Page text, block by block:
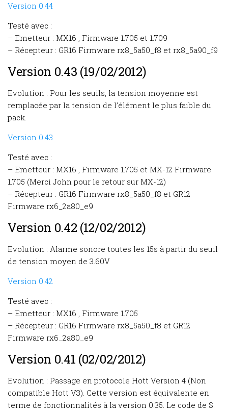
Version 0.44
Testé avec :
– Emetteur : MX16 , Firmware 1.705 et 1.709
– Récepteur : GR16 Firmware rx8_5a50_f8 et rx8_5a90_f9
Version 0.43 (19/02/2012)
Evolution : Pour les seuils, la tension moyenne est
remplacée par la tension de l’élément le plus faible du
pack.
Version 0.43
Testé avec :
– Emetteur : MX16 , Firmware 1.705 et MX-12 Firmware
1.705 (Merci John pour le retour sur MX-12)
– Récepteur : GR16 Firmware rx8_5a50_f8 et GR12
Firmware rx6_2a80_e9
Version 0.42 (12/02/2012)
Evolution : Alarme sonore toutes les 15s à partir du seuil
de tension moyen de 3.60V
Version 0.42
Testé avec :
– Emetteur : MX16 , Firmware 1.705
– Récepteur : GR16 Firmware rx8_5a50_f8 et GR12
Firmware rx6_2a80_e9
Version 0.41 (02/02/2012)
Evolution : Passage en protocole Hott Version 4 (Non
compatible Hott V3). Cette version est équivalente en
terme de fonctionnalités à la version 0.35. Le code de S.